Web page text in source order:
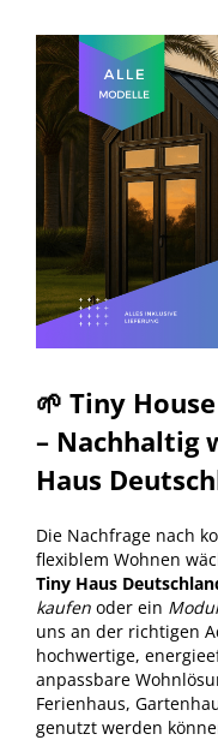
🌱 Tiny
– Nachhaltig
Haus
Die Nachfrage nach
flexiblem Wohnen
Tiny Haus
kaufen oder ein
uns an der richtigen
hochwertige,
anpassbare
Ferienhaus,
genutzt werden